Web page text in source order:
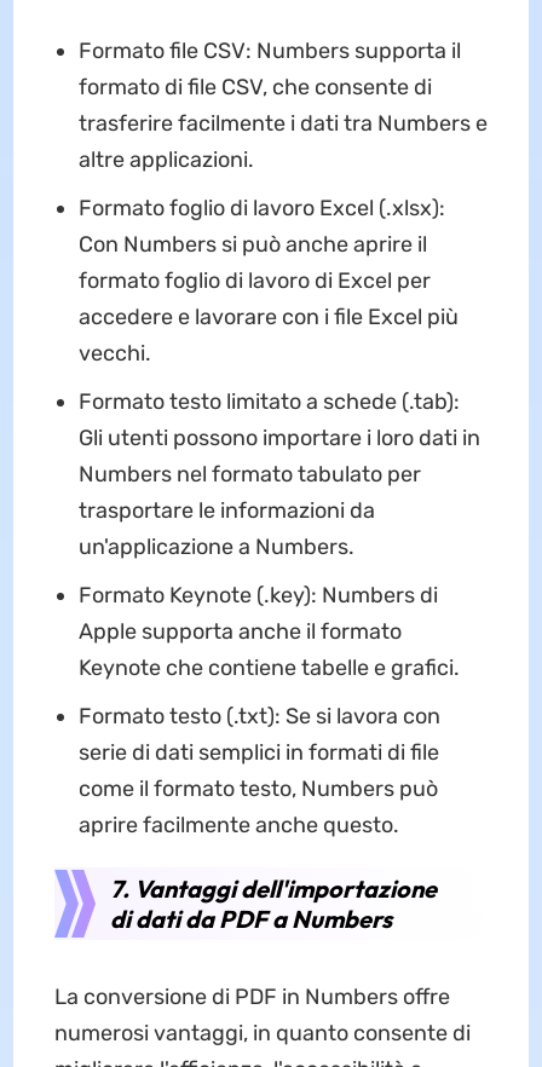
Formato file CSV: Numbers supporta il
formato di file CSV, che consente di
trasferire facilmente i dati tra Numbers e
altre applicazioni.
Formato foglio di lavoro Excel (.xlsx):
Con Numbers si può anche aprire il
formato foglio di lavoro di Excel per
accedere e lavorare con i file Excel più
vecchi.
Formato testo limitato a schede (.tab):
Gli utenti possono importare i loro dati in
Numbers nel formato tabulato per
trasportare le informazioni da
un'applicazione a Numbers.
Formato Keynote (.key): Numbers di
Apple supporta anche il formato
Keynote che contiene tabelle e grafici.
Formato testo (.txt): Se si lavora con
serie di dati semplici in formati di file
come il formato testo, Numbers può
aprire facilmente anche questo.
7. Vantaggi dell'importazione
di dati da PDF a Numbers
La conversione di PDF in Numbers offre
numerosi vantaggi, in quanto consente di